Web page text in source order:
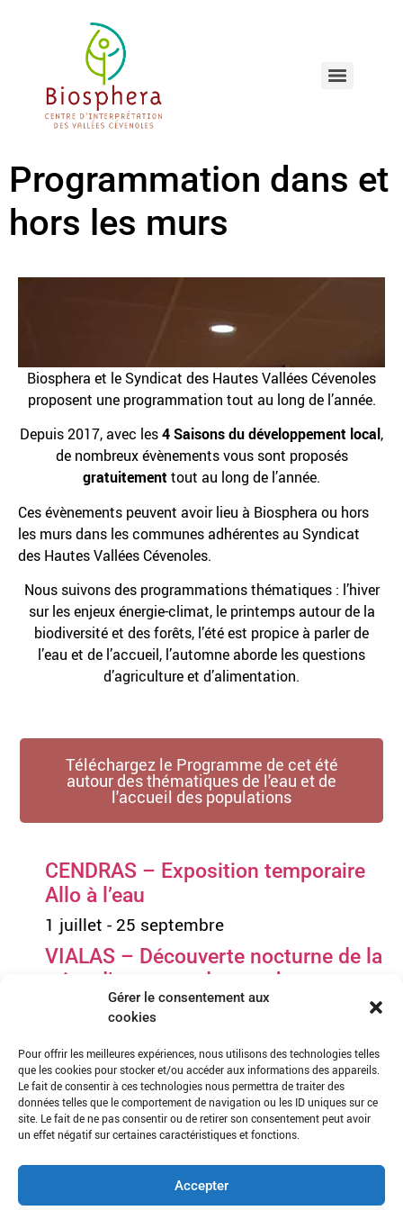
Gérer le consentement aux
cookies
Pour offrir les meilleures expériences, nous utilisons des technologies telles
que les cookies pour stocker et/ou accéder aux informations des appareils.
Le fait de consentir à ces technologies nous permettra de traiter des
données telles que le comportement de navigation ou les ID uniques sur ce
site. Le fait de ne pas consentir ou de retirer son consentement peut avoir
un effet négatif sur certaines caractéristiques et fonctions.
Accepter
Programmation dans et
hors les murs
Biosphera et le Syndicat des Hautes Vallées Cévenoles
proposent une programmation tout au long de l’année.
Depuis 2017, avec les4 Saisons du développement local,
de nombreux évènements vous sont proposés
gratuitement tout au long de l’année.
Ces évènements peuvent avoir lieu à Biosphera ou hors
les murs dans les communes adhérentes au Syndicat
des Hautes Vallées Cévenoles.
Nous suivons des programmations thématiques : l’hiver
sur les enjeux énergie-climat, le printemps autour de la
biodiversité et des forêts, l’été est propice à parler de
l’eau et de l’accueil, l’automne aborde les questions
d’agriculture et d’alimentation.
Téléchargez le Programme de cet été
autour des thématiques de l'eau et de
l'accueil des populations
CENDRAS – Exposition temporaire
Allo à l’eau
1 juillet - 25 septembre
VIALAS – Découverte nocturne de la
mine d’argent et de ses chauves-
SAINT MARTIN DE BOUBAUX – Au
détour de la rivière
14 août à 9h30-12h00
empreintes de vie au fil de l’eau
18 août à 14h00-17h00